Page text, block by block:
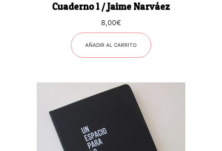
Cuaderno 1 / Jaime Narváez
8,00€
AÑADIR AL CARRITO